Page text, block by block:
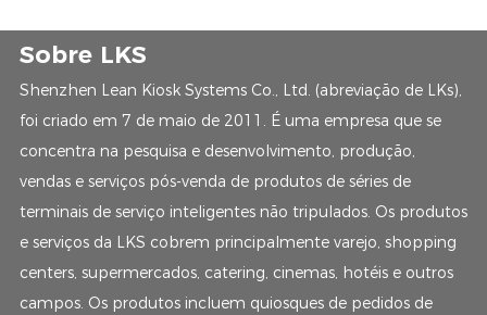
Sobre LKS
Shenzhen Lean Kiosk Systems Co., Ltd. (abreviação de LKs),
foi criado em 7 de maio de 2011. É uma empresa que se
concentra na pesquisa e desenvolvimento, produção,
vendas e serviços pós-venda de produtos de séries de
terminais de serviço inteligentes não tripulados. Os produtos
e serviços da LKS cobrem principalmente varejo, shopping
centers, supermercados, catering, cinemas, hotéis e outros
campos. Os produtos incluem quiosques de pedidos de